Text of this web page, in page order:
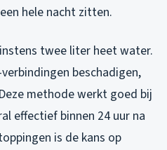
hele nacht zitten.
twee liter heet water.
beschadigen,
methode werkt goed bij
effectief binnen 24 uur na
is de kans op